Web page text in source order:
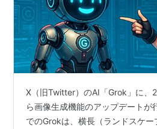
X（旧Twitter）のAI「Grok」に、
ら画像生成機能のアップデートが
でのGrokは、横長（ランドスケー